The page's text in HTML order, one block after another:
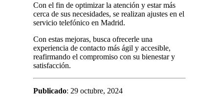
Con el fin de optimizar la atención y estar más
cerca de sus necesidades, se realizan ajustes en el
servicio telefónico en Madrid.
Con estas mejoras, busca ofrecerle una
experiencia de contacto más ágil y accesible,
reafirmando el compromiso con su bienestar y
satisfacción.
Publicado: 29 octubre, 2024